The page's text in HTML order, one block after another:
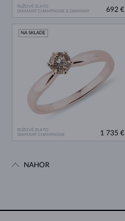
RUŽOVÉ ZLATO
DIAMANT CHAMPAGNE & DIAMANT
692 €
RUŽOVÉ ZLATO
DIAMANT CHAMPAGNE
NA SKLADE
1 735 €
NAHOR